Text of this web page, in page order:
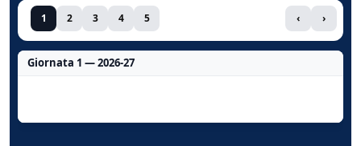
1 2 3 4 5 ‹ ›
Giornata 1 — 2026-27